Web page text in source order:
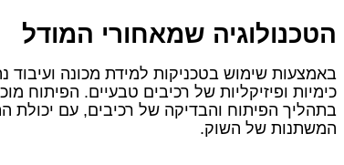
הטכנולוגיה שמאחורי המודל
באמצעות שימוש בטכניקות למידת מכונה
כימיות ופיזיקליות של רכיבים טבעיים. הפיתוח
בתהליך הפיתוח והבדיקה של רכיבים, עם יכולת
המשתנות של השוק.